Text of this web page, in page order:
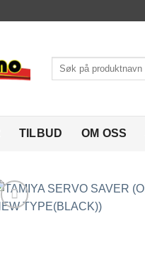
Søk
TILBUD OM OSS